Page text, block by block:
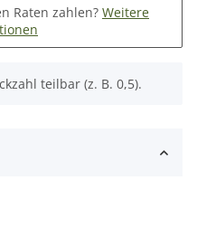
Raten zahlen? Weitere
teilbar (z. B. 0,5).